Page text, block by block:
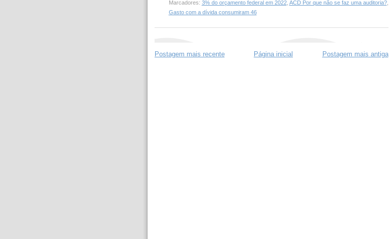
Marcadores: 3% do orçamento federal em 2022, ACD Por que não se faz uma auditoria?,
Gasto com a dívida consumiram 46
Postagem mais recente Postagem mais antiga
Página inicial